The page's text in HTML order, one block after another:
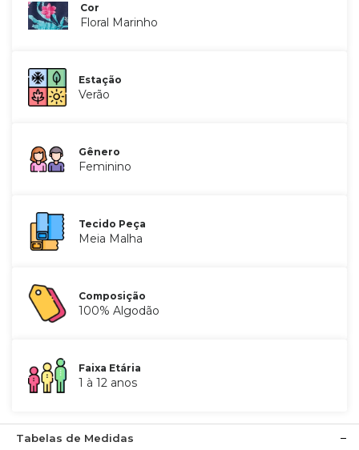
Cor
Floral Marinho
Estação
Verão
Gênero
Feminino
Tecido Peça
Meia Malha
Composição
100% Algodão
Faixa Etária
1 à 12 anos
Tabelas de Medidas